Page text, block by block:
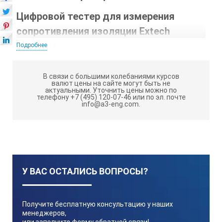
Цифровой тестер для измерения
сопротивления изоляции Extech
380363
9 наборов данных, с функцией тестирования
напряжения 250 В, 500 В и 1000 В, с функцией Lo (Ом)
для тестирования соединений. Измеряет напряжение
переменного/постоянного тока до 999 В.
Функция Lo (Ом) для тестирования соединений
Подробнее
В связи с большими колебаниями курсов
валют цены на сайте могут быть не
актуальными. Уточнить цены можно по
телефону +7 (495) 120-07-46 или по эл. почте
info@a3-eng.com.
У ВАС ОСТАЛИСЬ ВОПРОСЫ?
Получите бесплатную консультацию у наших
менеджеров,